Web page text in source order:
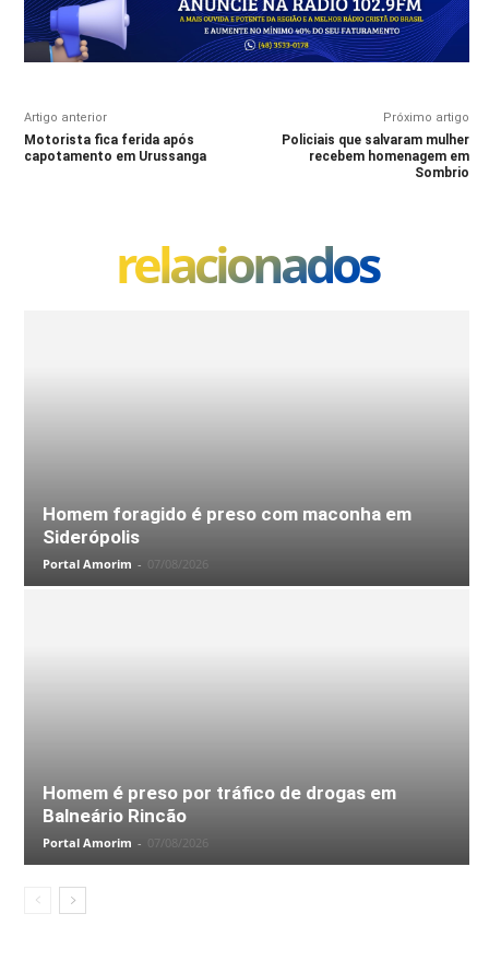
Artigo anterior
Motorista fica ferida após
capotamento em Urussanga
Próximo artigo
Policiais que salvaram mulher
recebem homenagem em
Sombrio
relacionados
Homem foragido é preso com maconha em
Siderópolis
Portal Amorim - 07/08/2026
Homem é preso por tráfico de drogas em
Balneário Rincão
Portal Amorim - 07/08/2026